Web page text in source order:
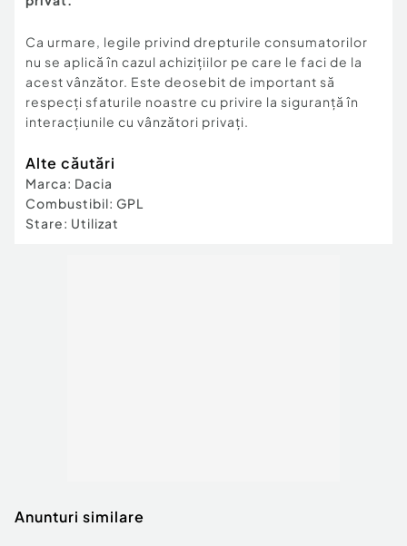
Ca urmare, legile privind drepturile consumatorilor
nu se aplică în cazul achizițiilor pe care le faci de la
acest vânzător. Este deosebit de important să
respecți sfaturile noastre cu privire la siguranță în
interacțiunile cu vânzători privați.
Alte căutări
Marca: Dacia
Combustibil: GPL
Stare: Utilizat
Anunturi similare